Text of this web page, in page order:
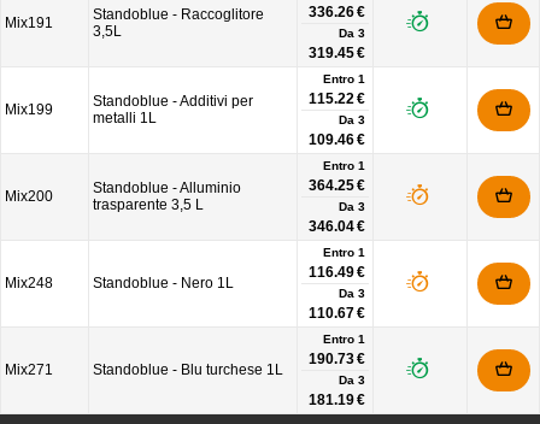
Mix191
Standoblue - Raccoglitore
3,5L
336.26 €
Da 3
319.45 €
Mix199
Standoblue - Additivi per
metalli 1L
Entro 1
115.22 €
Da 3
109.46 €
Mix200
Standoblue - Alluminio
trasparente 3,5 L
Entro 1
364.25 €
Da 3
346.04 €
Mix248 Standoblue - Nero 1L
Entro 1
116.49 €
Da 3
110.67 €
Mix271 Standoblue - Blu turchese 1L
Entro 1
190.73 €
Da 3
181.19 €